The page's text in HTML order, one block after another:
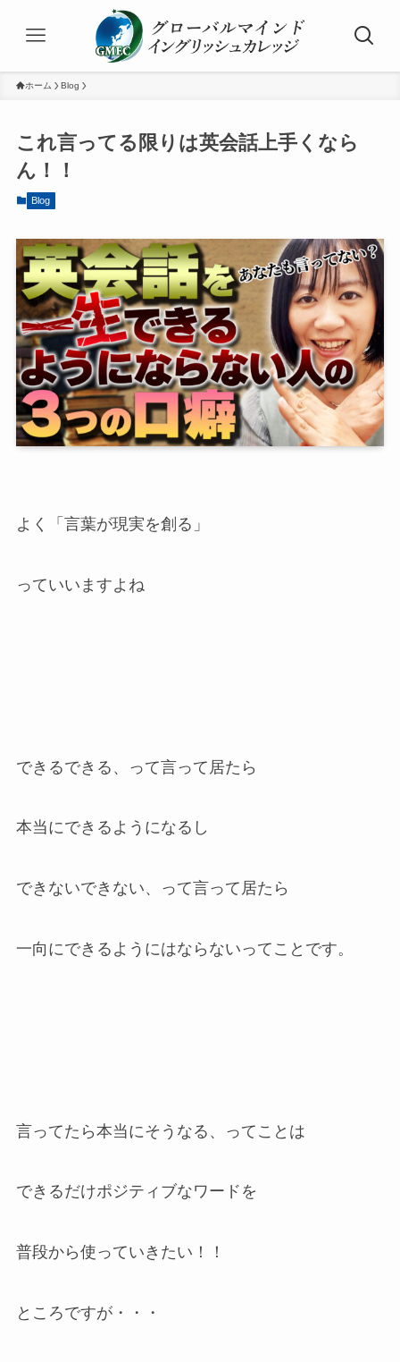
ホーム Blog
これ言ってる限りは英会話上手くなら
ん！！
Blog
よく「言葉が現実を創る」
っていいますよね
できるできる、って言って居たら
本当にできるようになるし
できないできない、って言って居たら
一向にできるようにはならないってことです。
言ってたら本当にそうなる、ってことは
できるだけポジティブなワードを
普段から使っていきたい！！
ところですが・・・